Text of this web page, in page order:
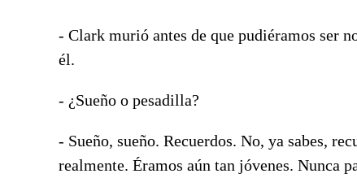
- Clark murió antes de que pudiéramos ser
él.
- ¿Sueño o pesadilla?
- Sueño, sueño. Recuerdos. No, ya sabes,
realmente. Éramos aún tan jóvenes. Nunca